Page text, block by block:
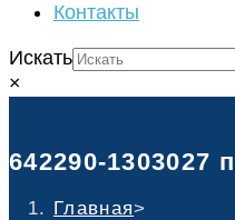
Контакты
Искать
×
642290-1303027
Главная>